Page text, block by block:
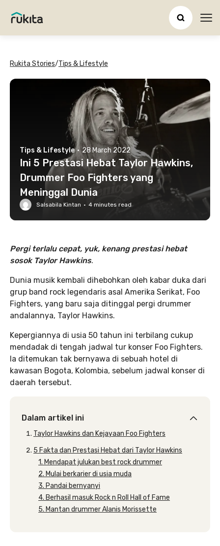
Rukita Stories/Tips & Lifestyle
Tips & Lifestyle · 28 March 2022
Ini 5 Prestasi Hebat Taylor Hawkins,
Drummer Foo Fighters yang
Meninggal Dunia
Salsabila Kintan · 4 minutes read
Pergi terlalu cepat, yuk, kenang prestasi hebat
sosok Taylor Hawkins.
Dunia musik kembali dihebohkan oleh kabar duka dari
grup band rock legendaris asal Amerika Serikat, Foo
Fighters, yang baru saja ditinggal pergi drummer
andalannya, Taylor Hawkins.
Kepergiannya di usia 50 tahun ini terbilang cukup
mendadak di tengah jadwal tur konser Foo Fighters.
Ia ditemukan tak bernyawa di sebuah hotel di
kawasan Bogota, Kolombia, sebelum jadwal konser di
daerah tersebut.
Dalam artikel ini
Taylor Hawkins dan Kejayaan Foo Fighters
5 Fakta dan Prestasi Hebat dari Taylor Hawkins
1. Mendapat julukan best rock drummer
2. Mulai berkarier di usia muda
3. Pandai bernyanyi
4. Berhasil masuk Rock n Roll Hall of Fame
5. Mantan drummer Alanis Morissette